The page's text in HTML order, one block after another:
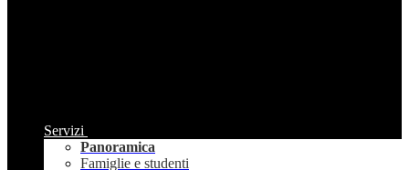
Servizi
Panoramica
Famiglie e studenti